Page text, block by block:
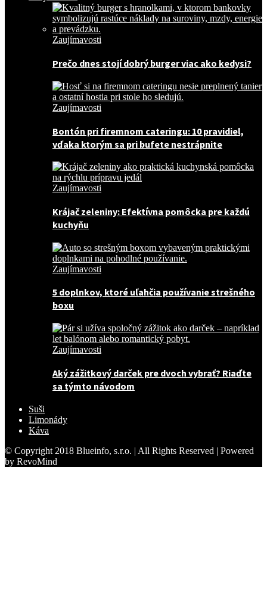
Zaujímavosti
Prečo dnes stojí dobrý burger viac ako kedysi?
Zaujímavosti
Bontón pri firemnom cateringu: 10 pravidiel,
vďaka ktorým sa pri bufete nestrápnite
Zaujímavosti
Krájač zeleniny: Efektívna pomôcka pre každú
kuchyňu
Zaujímavosti
5 doplnkov, ktoré uľahčia používanie strešného
boxu
Zaujímavosti
Aký zážitkový darček pre dvoch vybrať? Riaďte
sa týmto návodom
Suši
Limonády
Káva
© Copyright 2018 Blueinfo, s.r.o. | All Rights Reserved | Powered
by RevoMind